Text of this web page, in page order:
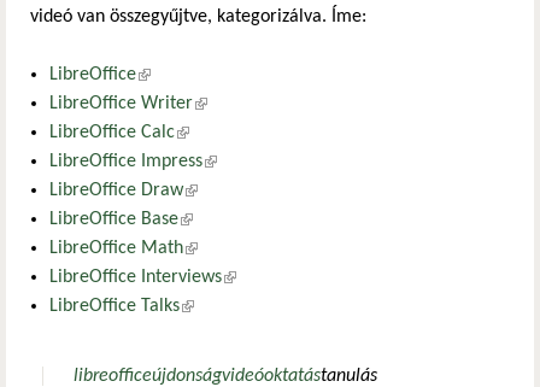
videó van összegyűjtve, kategorizálva. Íme:
LibreOffice(külső hivatkozás)
LibreOffice Writer(külső hivatkozás)
LibreOffice Calc(külső hivatkozás)
LibreOffice Impress(külső hivatkozás)
LibreOffice Draw(külső hivatkozás)
LibreOffice Base(külső hivatkozás)
LibreOffice Math(külső hivatkozás)
LibreOffice Interviews(külső hivatkozás)
LibreOffice Talks(külső hivatkozás)
libreofficeújdonságvideóoktatástanulás